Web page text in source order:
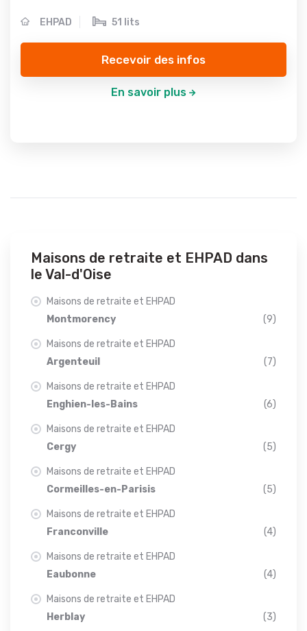
EHPAD 51 lits
Recevoir des infos
En savoir plus
Maisons de retraite et EHPAD dans
le Val-d'Oise
Maisons de retraite et EHPAD
Montmorency
(9)
Maisons de retraite et EHPAD
Argenteuil
(7)
Maisons de retraite et EHPAD
Enghien-les-Bains
(6)
Maisons de retraite et EHPAD
Cergy
(5)
Maisons de retraite et EHPAD
Cormeilles-en-Parisis
(5)
Maisons de retraite et EHPAD
Franconville
(4)
Maisons de retraite et EHPAD
Eaubonne
(4)
Maisons de retraite et EHPAD
Herblay
(3)